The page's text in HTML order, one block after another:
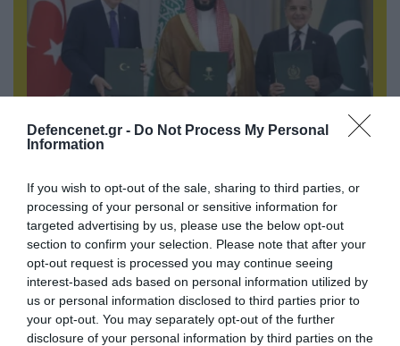
Defencenet.gr - Do Not Process My Personal
Information
If you wish to opt-out of the sale, sharing to third parties, or
processing of your personal or sensitive information for
targeted advertising by us, please use the below opt-out
section to confirm your selection. Please note that after your
opt-out request is processed you may continue seeing
interest-based ads based on personal information utilized by
us or personal information disclosed to third parties prior to
your opt-out. You may separately opt-out of the further
disclosure of your personal information by third parties on the
08.08.2026 | 18:02
Σ.Αραβίας & Πακιστάν θα πολεμήσουν Ριάντ και
Ισλαμαμπάντ κατά της Ελλάδας!